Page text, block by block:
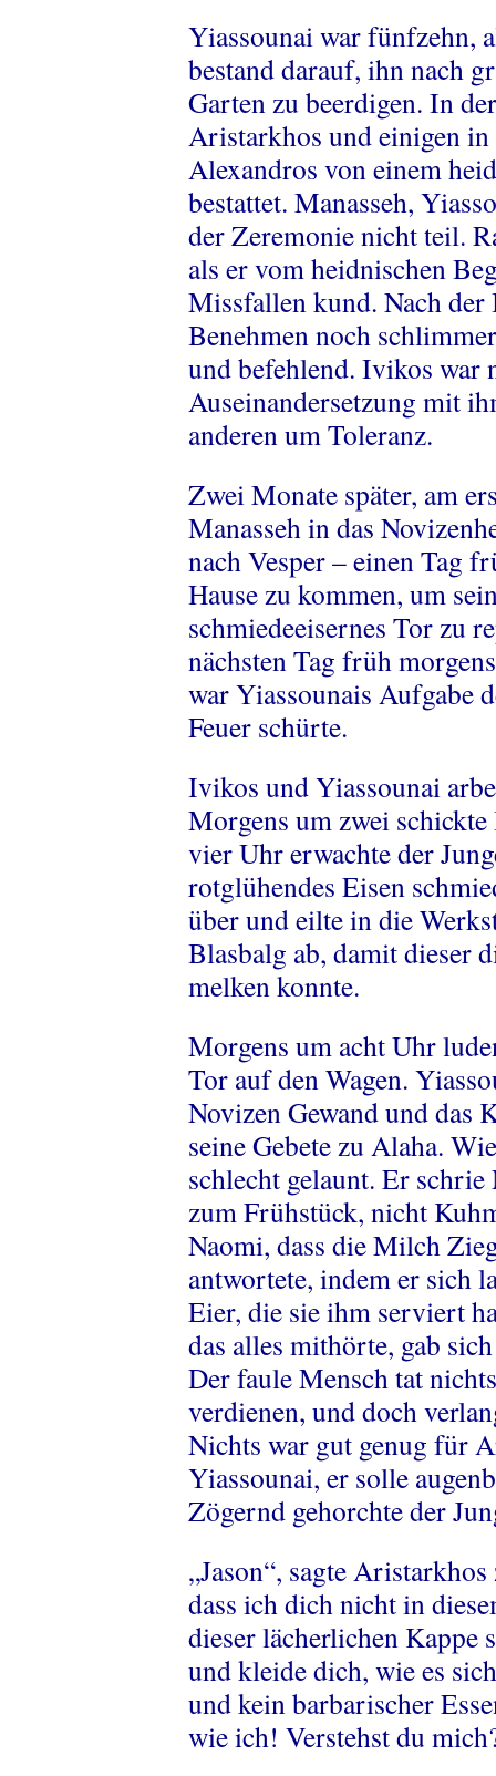
Yiassounai war fünfzehn,
bestand darauf, ihn nach
Garten zu beerdigen. In
Aristarkhos und einigen in
Alexandros von einem
bestattet. Manasseh,
der Zeremonie nicht teil.
als er vom heidnischen
Missfallen kund. Nach
Benehmen noch
und befehlend. Ivikos war
Auseinandersetzung mit
anderen um Toleranz.
Zwei Monate später, am
Manasseh in das
nach Vesper – einen Tag
Hause zu kommen, um
schmiedeeisernes Tor zu
nächsten Tag früh
war Yiassounais Aufgabe
Feuer schürte.
Ivikos und Yiassounai
Morgens um zwei
vier Uhr erwachte der
rotglühendes Eisen
über und eilte in die
Blasbalg ab, damit dieser
melken konnte.
Morgens um acht Uhr
Tor auf den Wagen.
Novizen Gewand und das
seine Gebete zu Alaha.
schlecht gelaunt. Er
zum Frühstück, nicht
Naomi, dass die Milch
antwortete, indem er sich
Eier, die sie ihm serviert
das alles mithörte, gab
Der faule Mensch tat
verdienen, und doch
Nichts war gut genug für
Yiassounai, er solle
Zögernd gehorchte der
„Jason“, sagte
dass ich dich nicht in
dieser lächerlichen Kappe
und kleide dich, wie es
und kein barbarischer
wie ich! Verstehst du